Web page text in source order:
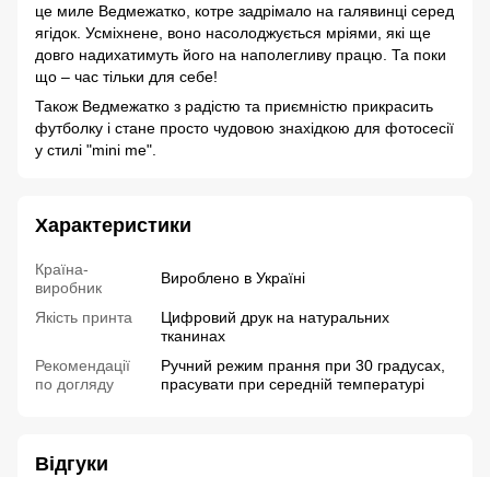
це миле Ведмежатко, котре задрімало на галявинці серед
ягідок. Усміхнене, воно насолоджується мріями, які ще
довго надихатимуть його на наполегливу працю. Та поки
що – час тільки для себе!
Також Ведмежатко з радістю та приємністю прикрасить
футболку і стане просто чудовою знахідкою для фотосесії
у стилі "mini me".
Характеристики
Країна-
виробник
Вироблено в Україні
Якість принта
Цифровий друк на натуральних
тканинах
Рекомендації
по догляду
Ручний режим прання при 30 градусах,
прасувати при середній температурі
Відгуки